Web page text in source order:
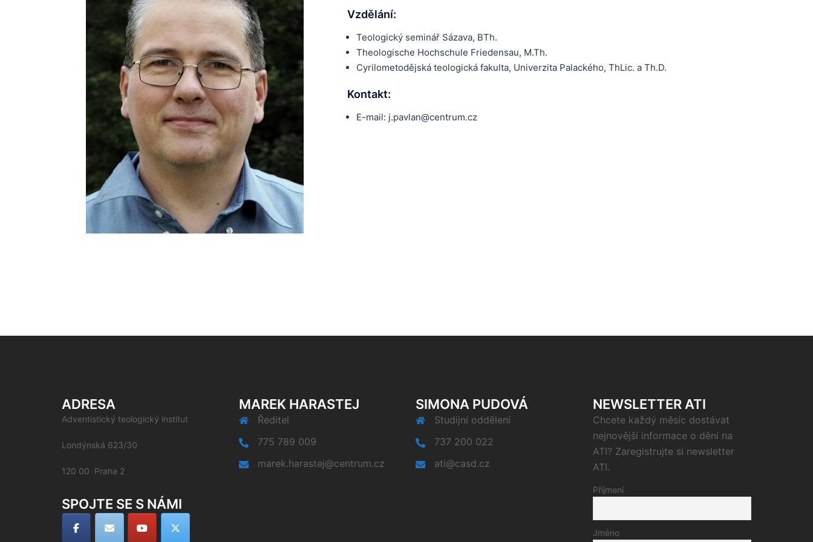
Vzdělání:
Teologický seminář Sázava, BTh.
Theologische Hochschule Friedensau, M.Th.
Cyrilometodějská teologická fakulta, Univerzita Palackého, ThLic. a Th.D.
Kontakt:
E-mail: j.pavlan@centrum.cz
ADRESA
Adventistický teologický institut
Londýnská 623/30
120 00 Praha 2
SPOJTE SE S NÁMI
MAREK HARASTEJ
Ředitel
775 789 009
marek.harastej@centrum.cz
SIMONA PUDOVÁ
Studijní oddělení
737 200 022
ati@casd.cz
NEWSLETTER ATI
Chcete každý měsíc dostávat
nejnovější informace o dění na
ATI? Zaregistrujte si newsletter
ATI.
Příjmení
Jméno